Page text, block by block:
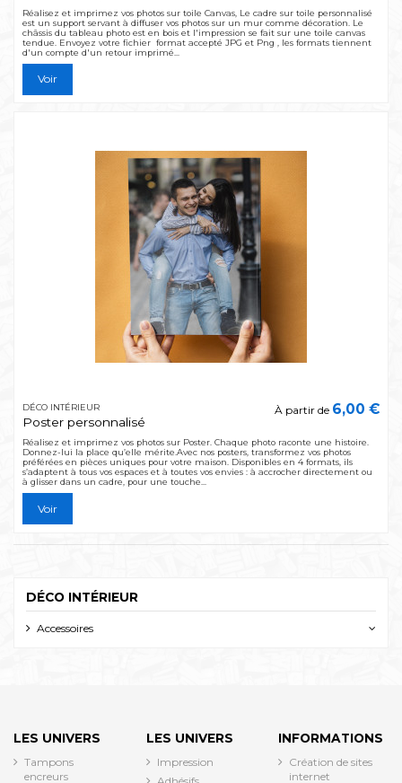
Réalisez et imprimez vos photos sur toile Canvas, Le cadre sur toile personnalisé
est un support servant à diffuser vos photos sur un mur comme décoration. Le
châssis du tableau photo est en bois et l'impression se fait sur une toile canvas
tendue. Envoyez votre fichier format accepté JPG et Png , les formats tiennent
d'un compte d'un retour imprimé...
Voir
DÉCO INTÉRIEUR
Poster personnalisé
À partir de 6,00 €
Réalisez et imprimez vos photos sur Poster. Chaque photo raconte une histoire.
Donnez-lui la place qu’elle mérite.Avec nos posters, transformez vos photos
préférées en pièces uniques pour votre maison. Disponibles en 4 formats, ils
s’adaptent à tous vos espaces et à toutes vos envies : à accrocher directement ou
à glisser dans un cadre, pour une touche...
Voir
DÉCO INTÉRIEUR
Accessoires
LES UNIVERS
Tampons
encreurs
LES UNIVERS
Impression
INFORMATIONS
Création de sites
internet